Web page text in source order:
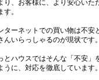
り、お客様に、より安心いた
す。
ターネットでの買い物は不安
んいらっしゃるのが現状です。
とハウスではそんな「不安」
うに、対応を徹底しています。